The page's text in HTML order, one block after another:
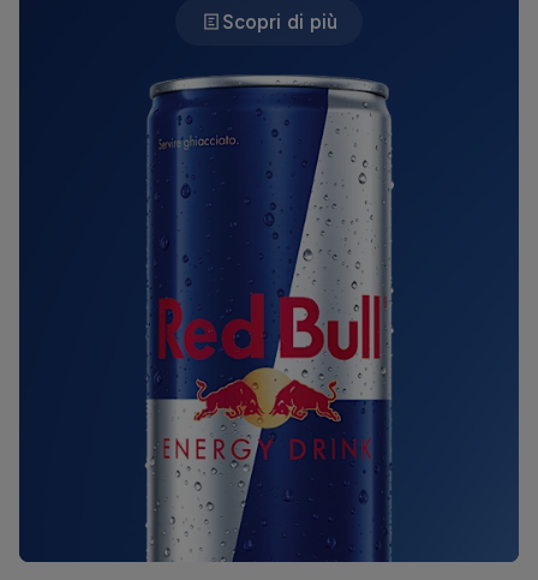
Scopri di più